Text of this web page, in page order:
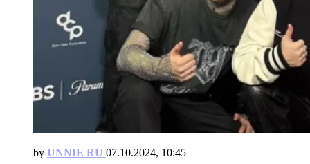
by UNNIE RU 07.10.2024, 10:45